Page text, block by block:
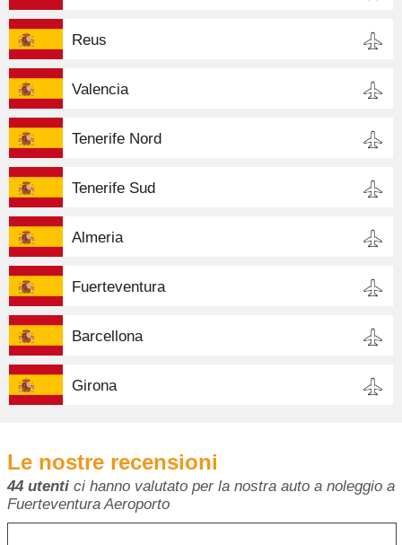
Reus
Valencia
Tenerife Nord
Tenerife Sud
Almeria
Fuerteventura
Barcellona
Girona
Le nostre recensioni
44 utenti ci hanno valutato per la nostra auto a noleggio a
Fuerteventura Aeroporto